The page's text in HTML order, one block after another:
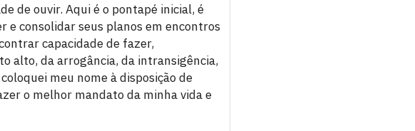
de ouvir. Aqui é o pontapé inicial, é
e consolidar seus planos em encontros
capacidade de fazer,
alto, da arrogância, da intransigência,
meu nome à disposição de
o melhor mandato da minha vida e